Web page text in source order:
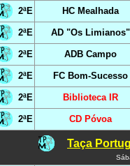
2ªE HC Mealhada
2ªE AD "Os Limianos"
2ªE ADB Campo
2ªE FC Bom-Sucesso
2ªE Biblioteca IR
2ªE CD Póvoa
Taça